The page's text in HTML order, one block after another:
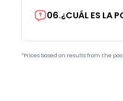
06.¿CUÁL ES LA
*Prices based on results from the